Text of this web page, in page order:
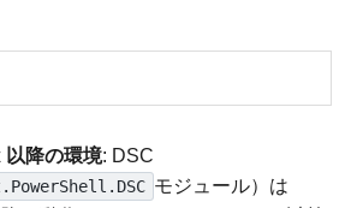
降の環境: DSC
モジュール）は